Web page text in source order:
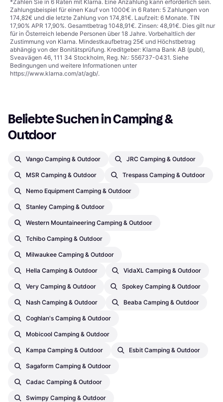
*Zahlen Sie in 6 Raten mit Klarna. Eine Anzahlung kann erforderlich sein.
Zahlungsbeispiel für einen Kauf von 1000€ in 6 Raten: 5 Zahlungen von
174,82€ und die letzte Zahlung von 174,81€. Laufzeit: 6 Monate. TIN
17,90% APR 17,90%. Gesamtbetrag 1048,91€. Zinsen: 48,91€. Dies gilt nur
für in Österreich lebende Personen über 18 Jahre. Vorbehaltlich der
Zustimmung von Klarna. Mindestkaufbetrag 25€ und Höchstbetrag
abhängig von der Bonitätsprüfung. Kreditgeber: Klarna Bank AB (publ),
Sveavägen 46, 111 34 Stockholm, Reg. Nr.: 556737-0431. Siehe
Bedingungen und weitere Informationen unter
https://www.klarna.com/at/agb/.
Beliebte Suchen in Camping &
Outdoor
Vango Camping & Outdoor JRC Camping & Outdoor
MSR Camping & Outdoor Trespass Camping & Outdoor
Nemo Equipment Camping & Outdoor
Stanley Camping & Outdoor
Western Mountaineering Camping & Outdoor
Tchibo Camping & Outdoor
Milwaukee Camping & Outdoor
Hella Camping & Outdoor VidaXL Camping & Outdoor
Very Camping & Outdoor Spokey Camping & Outdoor
Nash Camping & Outdoor Beaba Camping & Outdoor
Coghlan's Camping & Outdoor
Mobicool Camping & Outdoor
Kampa Camping & Outdoor Esbit Camping & Outdoor
Sagaform Camping & Outdoor
Cadac Camping & Outdoor
Swimpy Camping & Outdoor